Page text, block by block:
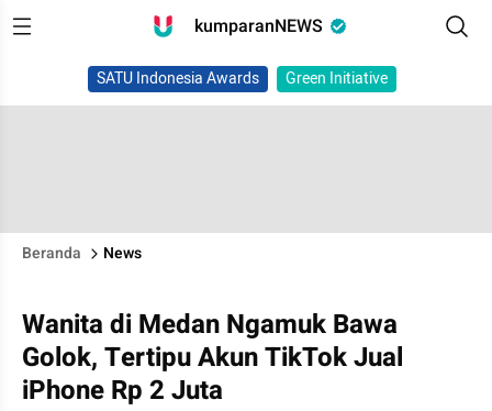
kumparanNEWS
SATU Indonesia Awards Green Initiative
Beranda News
Wanita di Medan Ngamuk Bawa
Golok, Tertipu Akun TikTok Jual
iPhone Rp 2 Juta